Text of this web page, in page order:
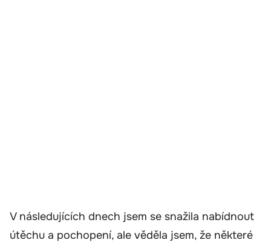
V následujících dnech jsem se snažila nabídnout
útěchu a pochopení, ale věděla jsem, že některé